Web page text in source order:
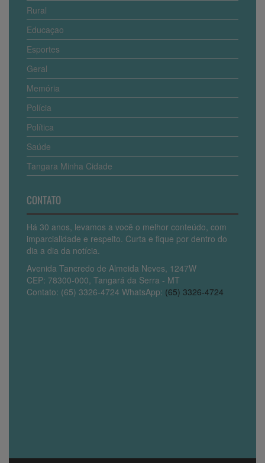
Rural
Educaçao
Esportes
Geral
Memória
Polícia
Política
Saúde
Tangara Minha Cidade
CONTATO
Há 30 anos, levamos a você o melhor conteúdo, com
imparcialidade e respeito. Curta e fique por dentro do
dia a dia da notícia.
Avenida Tancredo de Almeida Neves, 1247W
CEP: 78300-000, Tangará da Serra - MT
Contato: (65) 3326-4724 WhatsApp: (65) 3326-4724